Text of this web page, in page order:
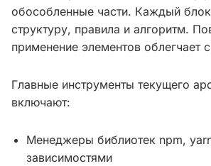
обособленные части. Каждый блок
структуру, правила и алгоритм.
применение элементов облегчает
Главные инструменты текущего
включают:
Менеджеры библиотек npm,
зависимостями